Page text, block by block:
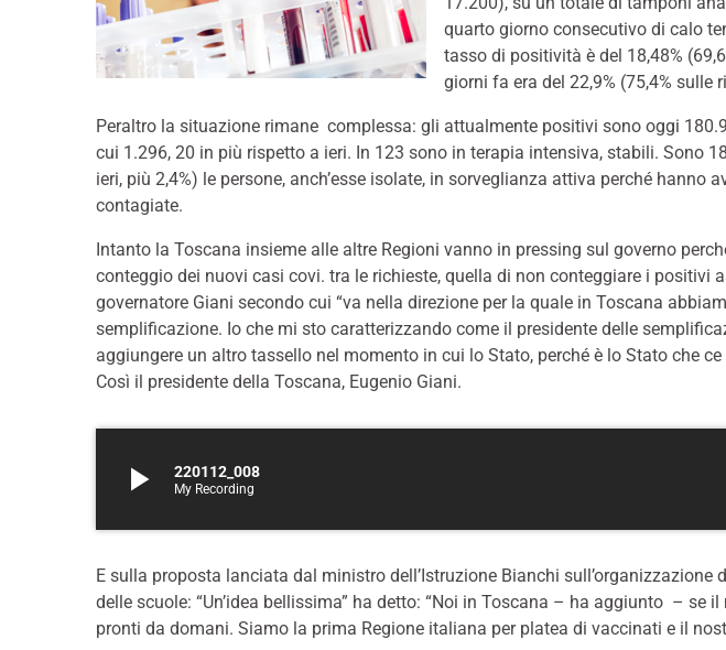
quarto giorno consecutivo di calo
tasso di positività è del 18,48%
giorni fa era del 22,9% (75,4% sulle
Peraltro la situazione rimane complessa: gli attualmente positivi sono oggi
cui 1.296, 20 in più rispetto a ieri. In 123 sono in terapia intensiva, stabili. Sono
ieri, più 2,4%) le persone, anch’esse isolate, in sorveglianza attiva perché hanno
contagiate.
Intanto la Toscana insieme alle altre Regioni vanno in pressing sul governo
conteggio dei nuovi casi covi. tra le richieste, quella di non conteggiare i positivi
governatore Giani secondo cui “va nella direzione per la quale in Toscana
semplificazione. Io che mi sto caratterizzando come il presidente delle
aggiungere un altro tassello nel momento in cui lo Stato, perché è lo Stato che
Così il presidente della Toscana, Eugenio Giani.
play_arrow 220112_008
My Recording
E sulla proposta lanciata dal ministro dell’Istruzione Bianchi sull’organizzazione
delle scuole: “Un’idea bellissima” ha detto: “Noi in Toscana – ha aggiunto – se
pronti da domani. Siamo la prima Regione italiana per platea di vaccinati e il